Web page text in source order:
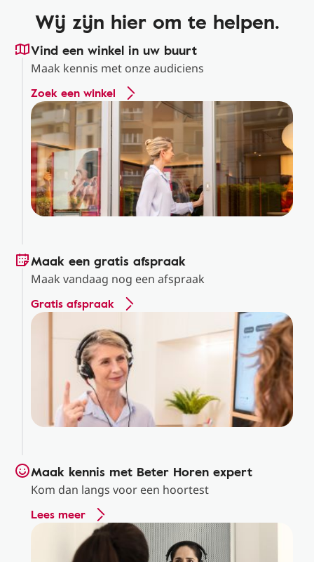
Wij zijn hier om te helpen.
Vind een winkel in uw buurt
Maak kennis met onze audiciens
Zoek een winkel
Maak een gratis afspraak
Maak vandaag nog een afspraak
Gratis afspraak
Maak kennis met Beter Horen expert
Kom dan langs voor een hoortest
Lees meer